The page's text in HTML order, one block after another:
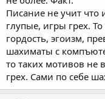
Писание не учит что
глупые, игры грех.
гордость, эгоизм,
шахиматы с
то таких мотивов не
грех. Сами по себе